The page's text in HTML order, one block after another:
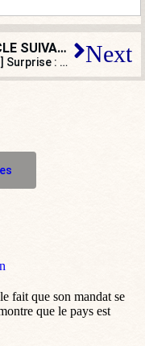
ARTICLE SUIVANT
[ÉDITO] Surprise : des « élus de terrain » supplient Gabriel Attal d’être candidat ! Next
fait que son mandat se
que le pays est